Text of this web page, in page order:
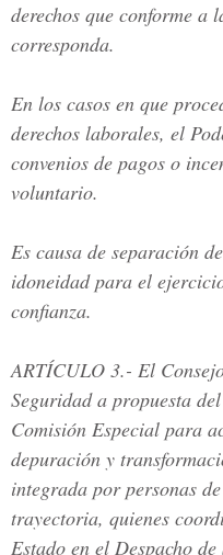
derechos que conforme
corresponda.
En los casos en que
derechos laborales, el
convenios de pagos o
voluntario.
Es causa de separación
idoneidad para el
confianza.
ARTÍCULO 3.- El
Seguridad a propuesta
Comisión Especial para
depuración y
integrada por personas
trayectoria, quienes
Estado en el Despacho